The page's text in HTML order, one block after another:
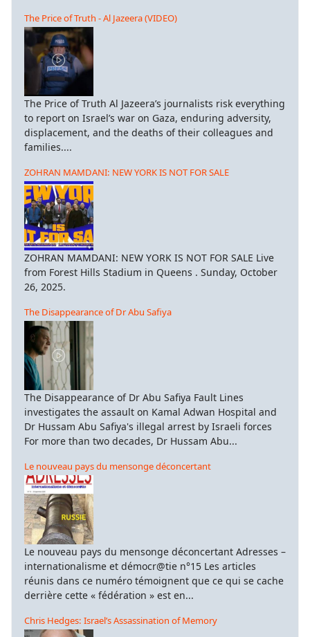
The Price of Truth - Al Jazeera (VIDEO)
The Price of Truth Al Jazeera’s journalists risk everything
to report on Israel’s war on Gaza, enduring adversity,
displacement, and the deaths of their colleagues and
families....
ZOHRAN MAMDANI: NEW YORK IS NOT FOR SALE
ZOHRAN MAMDANI: NEW YORK IS NOT FOR SALE Live
from Forest Hills Stadium in Queens . Sunday, October
26, 2025.
The Disappearance of Dr Abu Safiya
The Disappearance of Dr Abu Safiya Fault Lines
investigates the assault on Kamal Adwan Hospital and
Dr Hussam Abu Safiya's illegal arrest by Israeli forces
For more than two decades, Dr Hussam Abu...
Le nouveau pays du mensonge déconcertant
Le nouveau pays du mensonge déconcertant Adresses –
internationalisme et démocr@tie n°15 Les articles
réunis dans ce numéro témoignent que ce qui se cache
derrière cette « fédération » est en...
Chris Hedges: Israel’s Assassination of Memory